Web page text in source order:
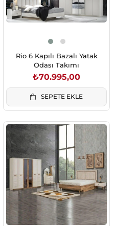
Rio 6 Kapılı Bazalı Yatak
Odası Takımı
₺70.995,00
SEPETE EKLE